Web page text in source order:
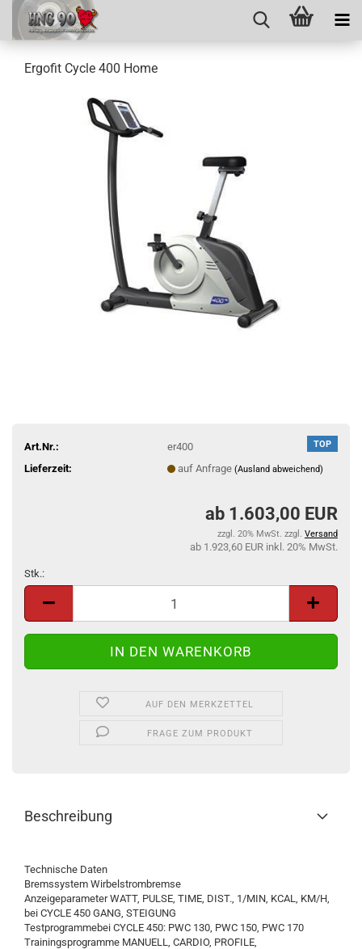
Ergofit Cycle 400 Home
TOP
Art.Nr.:
er400
Lieferzeit:
auf Anfrage (Ausland abweichend)
1.603,00 EUR
zzgl. 20% MwSt. zzgl. Versand
1.923,60 EUR inkl. 20% MwSt.
Stk.:
Stk.
AUF DEN MERKZETTEL
FRAGE ZUM PRODUKT
Beschreibung
Technische Daten
Bremssystem Wirbelstrombremse
Anzeigeparameter WATT, PULSE, TIME, DIST., 1/MIN, KCAL, KM/H,
bei CYCLE 450 GANG, STEIGUNG
Testprogrammebei CYCLE 450: PWC 130, PWC 150, PWC 170
Trainingsprogramme MANUELL, CARDIO, PROFILE,